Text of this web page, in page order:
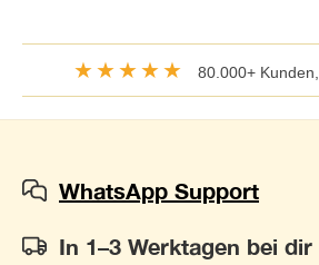
★★★★★ 80.000+ Kunden,
WhatsApp Support
In 1–3 Werktagen bei dir